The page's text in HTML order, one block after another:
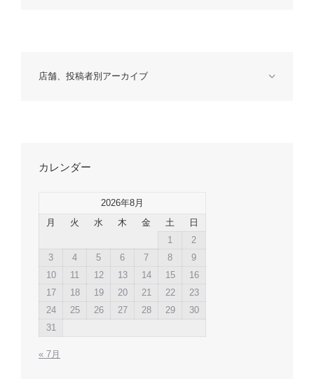
店舗、投稿者別アーカイブ
カレンダー
2026年8月
月
火 水 木 金 土
日
1
2
3
4 5 6 7 8
9
10
11 12 13 14 15
16
17
18 19 20 21 22
23
24
25 26 27 28 29
30
31
« 7月